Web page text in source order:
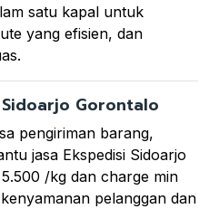
satu kapal untuk
yang efisien, dan
Gorontalo
pengiriman barang,
jasa Ekspedisi Sidoarjo
/kg dan charge min
pelanggan dan